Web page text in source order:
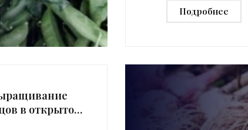
Подробнее
в открытом